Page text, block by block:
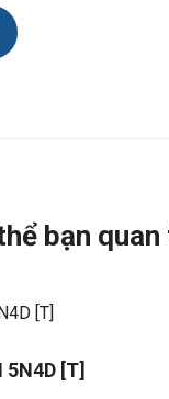
bạn quan
[T]